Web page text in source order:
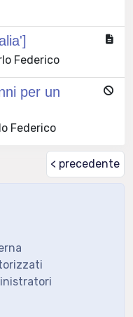
Federico
per un
Federico
< precedente